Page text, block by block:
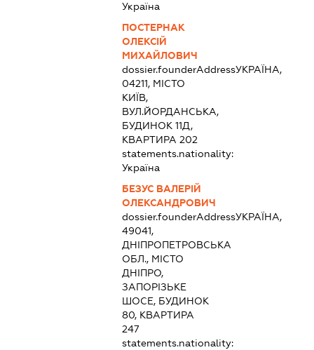
Україна
ПОСТЕРНАК
ОЛЕКСІЙ
МИХАЙЛОВИЧ
dossier.founderAddressУКРАЇНА,
04211, МІСТО
КИЇВ,
ВУЛ.ЙОРДАНСЬКА,
БУДИНОК 11Д,
КВАРТИРА 202
statements.nationality:
Україна
БЕЗУС ВАЛЕРІЙ
ОЛЕКСАНДРОВИЧ
dossier.founderAddressУКРАЇНА,
49041,
ДНІПРОПЕТРОВСЬКА
ОБЛ., МІСТО
ДНІПРО,
ЗАПОРІЗЬКЕ
ШОСЕ, БУДИНОК
80, КВАРТИРА
247
statements.nationality: